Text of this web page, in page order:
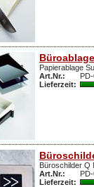
Papierablage
Art.Nr.:
Lieferzeit:
Büroschilder Q
Art.Nr.:
Lieferzeit: